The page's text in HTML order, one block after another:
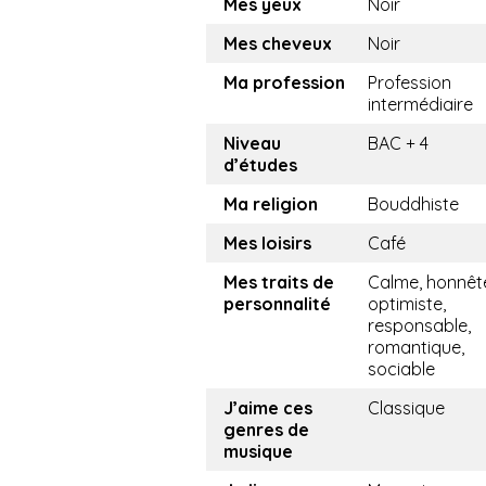
Mes yeux
Noir
Mes cheveux
Noir
Ma profession
Profession
intermédiaire
Niveau
d’études
BAC + 4
Ma religion
Bouddhiste
Mes loisirs
Café
Mes traits de
personnalité
Calme,
optimiste,
responsable,
romantique,
sociable
J’aime ces
genres de
musique
Classique